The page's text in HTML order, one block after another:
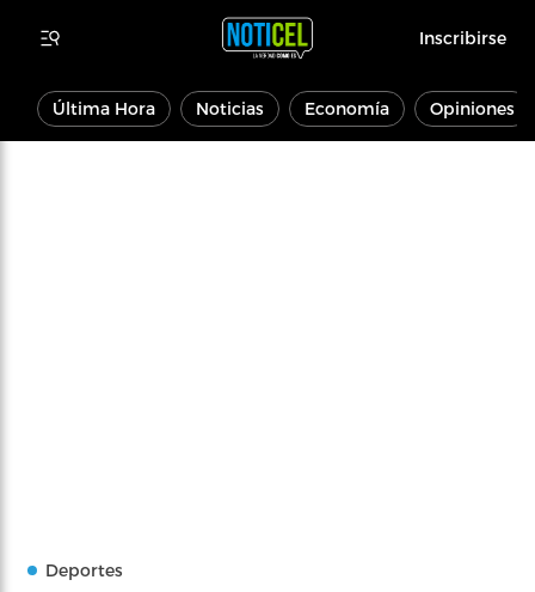
Inscribirse
Última Hora Noticias Economía Opiniones
Deportes